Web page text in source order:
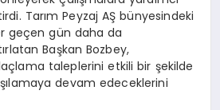
Tarım Peyzaj AŞ bünyesindeki
geçen gün daha da
Başkan Bozbey,
taleplerini etkili bir şekilde
devam edeceklerini